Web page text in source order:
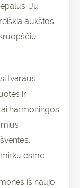
Jų
aukštos
tvaraus
ir
harmoningos
esmę.
iš naujo